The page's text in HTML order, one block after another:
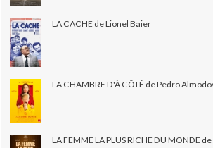
LA CACHE de Lionel Baier
LA CHAMBRE D'À CÔTÉ de Pedro
LA FEMME LA PLUS RICHE DU MONDE